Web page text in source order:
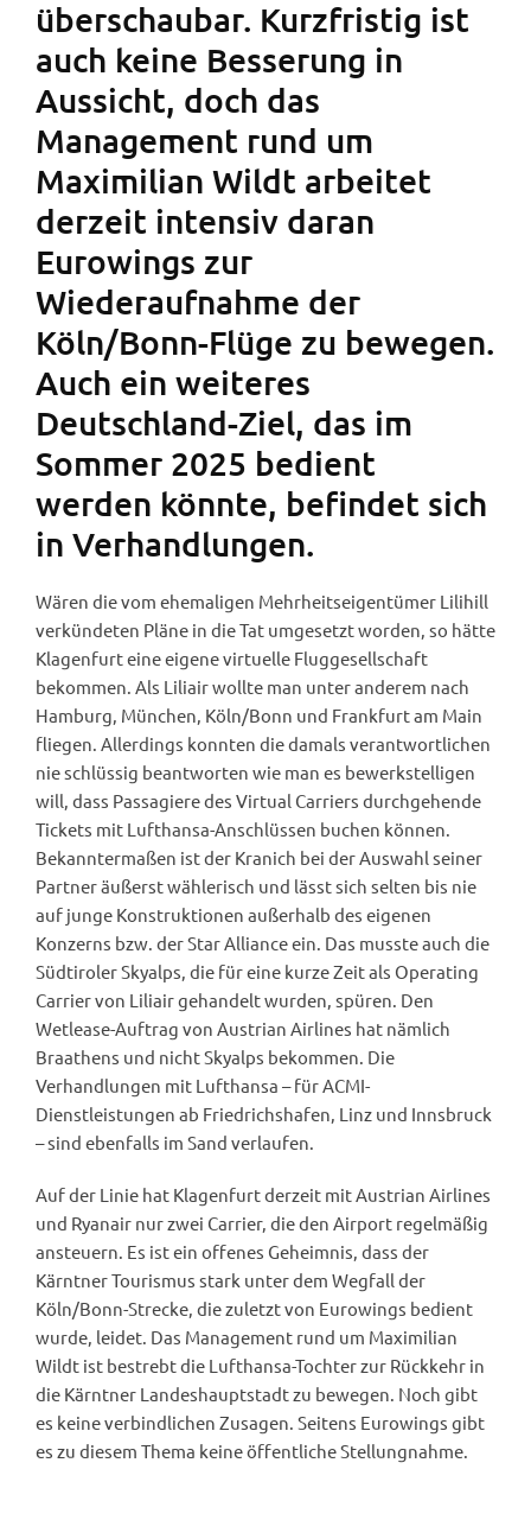
überschaubar. Kurzfristig ist
auch keine Besserung in
Aussicht, doch das
Management rund um
Maximilian Wildt arbeitet
derzeit intensiv daran
Eurowings zur
Wiederaufnahme der
Köln/Bonn-Flüge zu bewegen.
Auch ein weiteres
Deutschland-Ziel, das im
Sommer 2025 bedient
werden könnte, befindet sich
in Verhandlungen.
Wären die vom ehemaligen Mehrheitseigentümer Lilihill
verkündeten Pläne in die Tat umgesetzt worden, so hätte
Klagenfurt eine eigene virtuelle Fluggesellschaft
bekommen. Als Liliair wollte man unter anderem nach
Hamburg, München, Köln/Bonn und Frankfurt am Main
fliegen. Allerdings konnten die damals verantwortlichen
nie schlüssig beantworten wie man es bewerkstelligen
will, dass Passagiere des Virtual Carriers durchgehende
Tickets mit Lufthansa-Anschlüssen buchen können.
Bekanntermaßen ist der Kranich bei der Auswahl seiner
Partner äußerst wählerisch und lässt sich selten bis nie
auf junge Konstruktionen außerhalb des eigenen
Konzerns bzw. der Star Alliance ein. Das musste auch die
Südtiroler Skyalps, die für eine kurze Zeit als Operating
Carrier von Liliair gehandelt wurden, spüren. Den
Wetlease-Auftrag von Austrian Airlines hat nämlich
Braathens und nicht Skyalps bekommen. Die
Verhandlungen mit Lufthansa – für ACMI-
Dienstleistungen ab Friedrichshafen, Linz und Innsbruck
– sind ebenfalls im Sand verlaufen.
Auf der Linie hat Klagenfurt derzeit mit Austrian Airlines
und Ryanair nur zwei Carrier, die den Airport regelmäßig
ansteuern. Es ist ein offenes Geheimnis, dass der
Kärntner Tourismus stark unter dem Wegfall der
Köln/Bonn-Strecke, die zuletzt von Eurowings bedient
wurde, leidet. Das Management rund um Maximilian
Wildt ist bestrebt die Lufthansa-Tochter zur Rückkehr in
die Kärntner Landeshauptstadt zu bewegen. Noch gibt
es keine verbindlichen Zusagen. Seitens Eurowings gibt
es zu diesem Thema keine öffentliche Stellungnahme.